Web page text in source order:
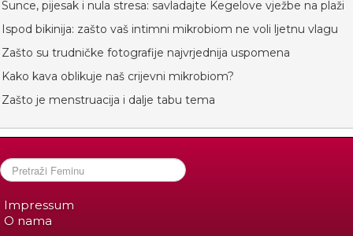
Sunce, pijesak i nula stresa: savladajte Kegelove vježbe na plaži
Ispod bikinija: zašto vaš intimni mikrobiom ne voli ljetnu vlagu
Zašto su trudničke fotografije najvrjednija uspomena
Kako kava oblikuje naš crijevni mikrobiom?
Zašto je menstruacija i dalje tabu tema
Impressum
O nama